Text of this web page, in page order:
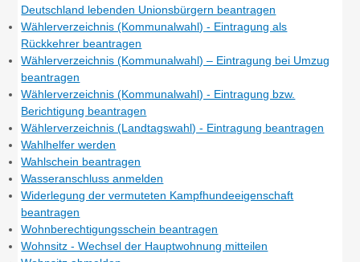
Deutschland lebenden Unionsbürgern beantragen
Wählerverzeichnis (Kommunalwahl) - Eintragung als
Rückkehrer beantragen
Wählerverzeichnis (Kommunalwahl) – Eintragung bei Umzug
beantragen
Wählerverzeichnis (Kommunalwahl) - Eintragung bzw.
Berichtigung beantragen
Wählerverzeichnis (Landtagswahl) - Eintragung beantragen
Wahlhelfer werden
Wahlschein beantragen
Wasseranschluss anmelden
Widerlegung der vermuteten Kampfhundeeigenschaft
beantragen
Wohnberechtigungsschein beantragen
Wohnsitz - Wechsel der Hauptwohnung mitteilen